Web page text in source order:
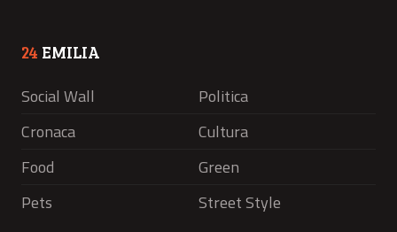
24 EMILIA
Social Wall
Politica
Cronaca
Cultura
Food
Green
Pets
Street Style